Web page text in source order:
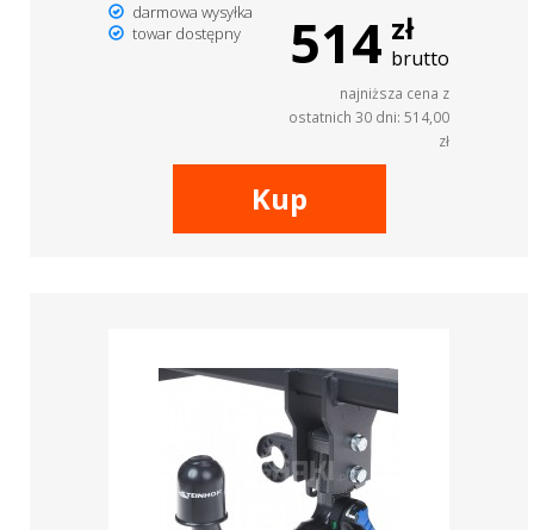
darmowa wysyłka
towar dostępny
514 zł
brutto
najniższa cena z
ostatnich 30 dni: 514,00
zł
Kup